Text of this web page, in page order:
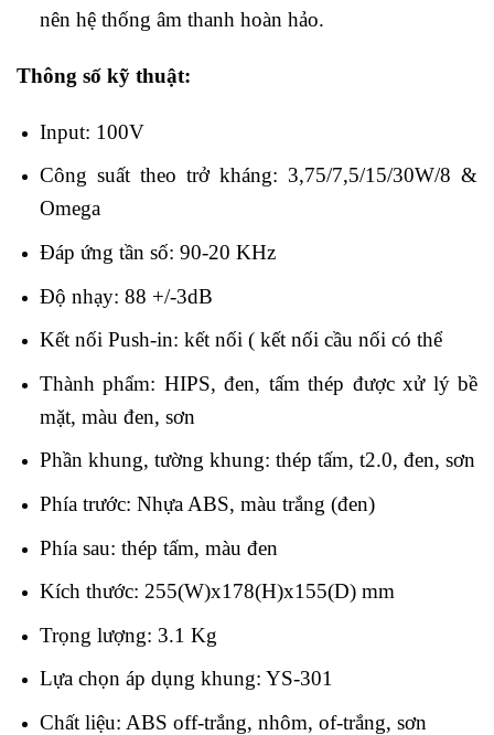
nên hệ thống âm thanh hoàn hảo.
Thông số kỹ thuật:
Input: 100V
Công suất theo trở kháng: 3,75/7,5/15/30W/8 &
Omega
Đáp ứng tần số: 90-20 KHz
Độ nhạy: 88 +/-3dB
Kết nối Push-in: kết nối ( kết nối cầu nối có thể
Thành phẩm: HIPS, đen, tấm thép được xử lý bề
mặt, màu đen, sơn
Phần khung, tường khung: thép tấm, t2.0, đen, sơn
Phía trước: Nhựa ABS, màu trắng (đen)
Phía sau: thép tấm, màu đen
Kích thước: 255(W)x178(H)x155(D) mm
Trọng lượng: 3.1 Kg
Lựa chọn áp dụng khung: YS-301
Chất liệu: ABS off-trắng, nhôm, of-trắng, sơn